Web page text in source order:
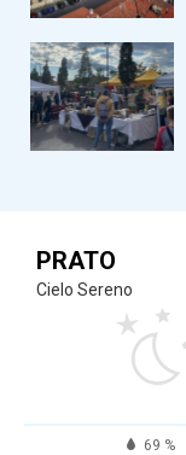
PRATO
Cielo Sereno
69 %